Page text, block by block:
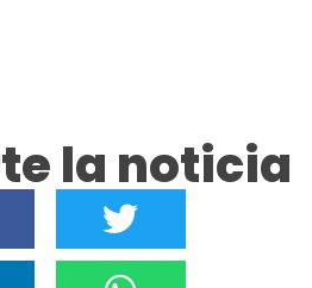
la noticia